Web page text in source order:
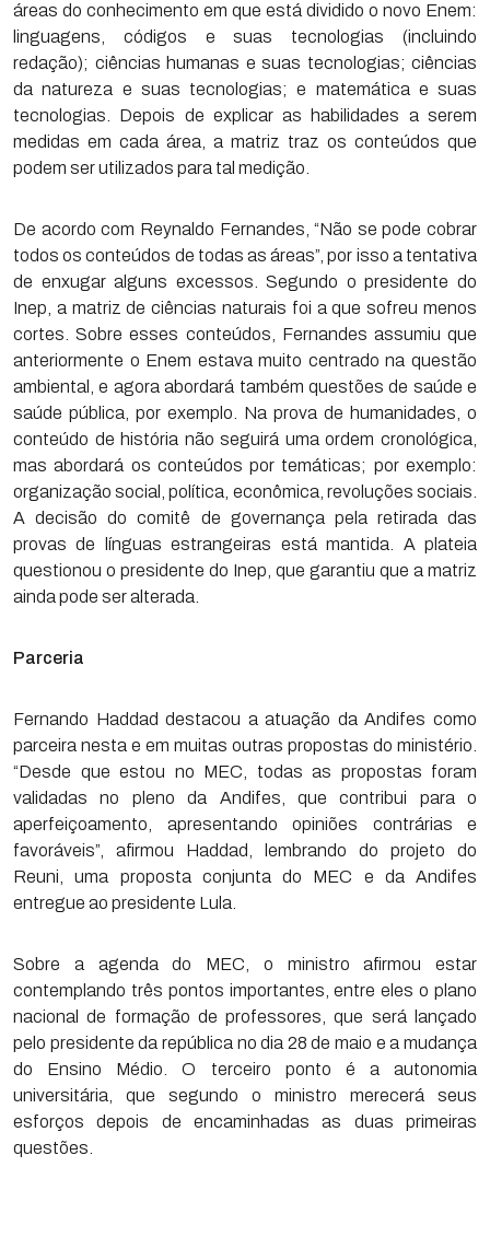
áreas do conhecimento em que está dividido o novo Enem:
linguagens, códigos e suas tecnologias (incluindo
redação); ciências humanas e suas tecnologias; ciências
da natureza e suas tecnologias; e matemática e suas
tecnologias. Depois de explicar as habilidades a serem
medidas em cada área, a matriz traz os conteúdos que
podem ser utilizados para tal medição.
De acordo com Reynaldo Fernandes, “Não se pode cobrar
todos os conteúdos de todas as áreas”, por isso a tentativa
de enxugar alguns excessos. Segundo o presidente do
Inep, a matriz de ciências naturais foi a que sofreu menos
cortes. Sobre esses conteúdos, Fernandes assumiu que
anteriormente o Enem estava muito centrado na questão
ambiental, e agora abordará também questões de saúde e
saúde pública, por exemplo. Na prova de humanidades, o
conteúdo de história não seguirá uma ordem cronológica,
mas abordará os conteúdos por temáticas; por exemplo:
organização social, política, econômica, revoluções sociais.
A decisão do comitê de governança pela retirada das
provas de línguas estrangeiras está mantida. A plateia
questionou o presidente do Inep, que garantiu que a matriz
ainda pode ser alterada.
Parceria
Fernando Haddad destacou a atuação da Andifes como
parceira nesta e em muitas outras propostas do ministério.
“Desde que estou no MEC, todas as propostas foram
validadas no pleno da Andifes, que contribui para o
aperfeiçoamento, apresentando opiniões contrárias e
favoráveis”, afirmou Haddad, lembrando do projeto do
Reuni, uma proposta conjunta do MEC e da Andifes
entregue ao presidente Lula.
Sobre a agenda do MEC, o ministro afirmou estar
contemplando três pontos importantes, entre eles o plano
nacional de formação de professores, que será lançado
pelo presidente da república no dia 28 de maio e a mudança
do Ensino Médio. O terceiro ponto é a autonomia
universitária, que segundo o ministro merecerá seus
esforços depois de encaminhadas as duas primeiras
questões.